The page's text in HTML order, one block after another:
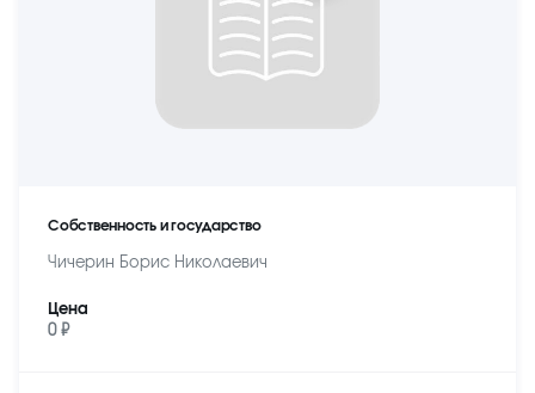
Собственность и государство
Чичерин Борис Николаевич
Цена
0 ₽